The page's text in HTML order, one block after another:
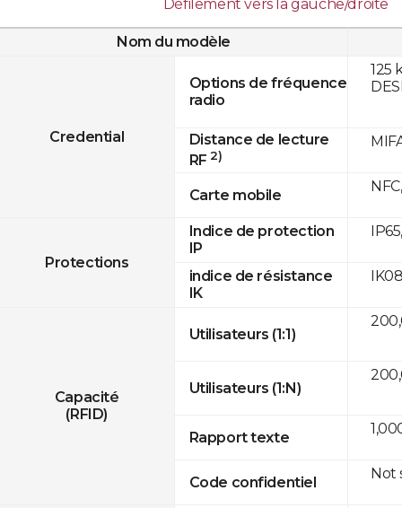
Défilement vers la gauche/droite
Nom du modèle
Credential
Options de fréquence
radio
Distance de lecture
RF 2)
Carte mobile
Protections
Indice de protection
IP
indice de résistance
IK
Capacité
(RFID)
Utilisateurs (1:1)
Utilisateurs (1:N)
Rapport texte
Code confidentiel
125
Not